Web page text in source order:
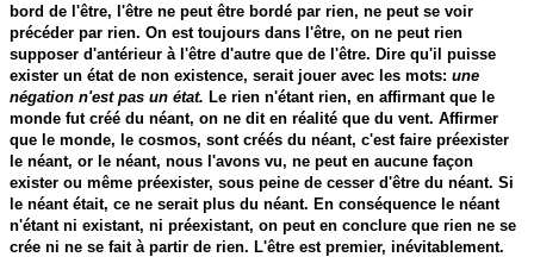
bord de l'être, l'être ne peut être bordé par rien, ne peut se voir
précéder par rien. On est toujours dans l'être, on ne peut rien
supposer d'antérieur à l'être d'autre que de l'être. Dire qu'il puisse
exister un état de non existence, serait jouer avec les mots:une
négation n'est pas un état. Le rien n'étant rien, en affirmant que le
monde fut créé du néant, on ne dit en réalité que du vent. Affirmer
que le monde, le cosmos, sont créés du néant, c'est faire préexister
le néant, or le néant, nous l'avons vu, ne peut en aucune façon
exister ou même préexister, sous peine de cesser d'être du néant. Si
le néant était, ce ne serait plus du néant. En conséquence le néant
n'étant ni existant, ni préexistant, on peut en conclure que rien ne se
crée ni ne se fait à partir de rien. L'être est premier, inévitablement.